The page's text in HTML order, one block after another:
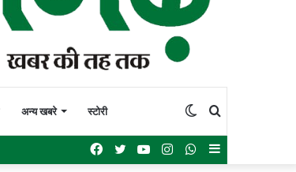
अन्य खबरे स्टोरी Search
Switch
WhatsApp
Instagram
YouTube
Twitter
Facebook